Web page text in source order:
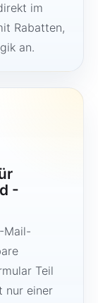
im
Rabatten,
an.
-
Mail-
Teil
nur einer